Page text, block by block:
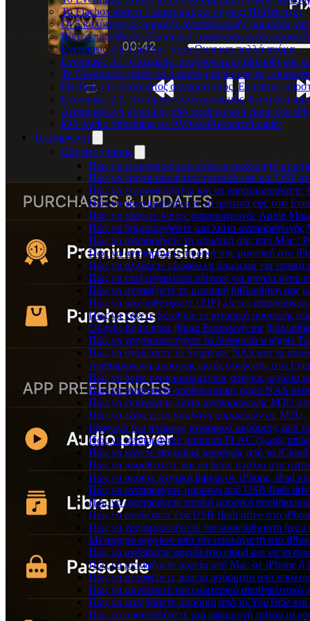
Το Flacbox φτάνει 1 εκατομμύριο λήψεις: Hi-Res ήχος
Οι 5 καλύτερες εφαρμογές αναπαραγωγής μουσικής
Βίντεο προώθησης Evermusic: αναπαραγωγέας
Evermusic 3.6: CarPlay, VoiceOver και πολλά ακόμα
Evermusic 3.1: Crossfade, συγχρονισμός βιβλιοθήκης
Το Evermusic φτάνει τα 3 εκατομμύρια λήψεις:
Flacbox 1.6: Αυτόματος συγχρονισμός, Equalizer,
Evermusic 2.3: Αυτόματος συγχρονισμός, θέση
Αναπαραγωγή μουσικής από αποθήκευση cloud στο
iOS Audio Streaming με AVAssetResourceLoader
Τεκμηρίωση
Οδηγίες χρήσης
Πώς να ενεργοποιήσετε έναν οπτικοποιητή
Πώς να χρησιμοποιήσετε ηχητικά εφέ και DSP
Πώς να ενεργοποιήσετε και να
Πώς να χρησιμοποιήσετε τα ηχητικά εφέ στο
Πώς να εξάγετε λίστες αναπαραγωγής Apple
Πώς να δημιουργήσετε μια λίστα
Πώς να αναπαράγετε τη μουσική σας από Mac /
Πώς να αναπαράγετε τη δική σας μουσική στο
Πώς να αλλάξετε εξώφυλλα άλμπουμ για
Πώς να επεξεργαστείτε στίχους για αρχεία
Πώς να μεταφέρετε τη μουσική βιβλιοθήκη
Πώς να αρχειοθετήσετε (ZIP) λίστες
Πώς να κάνετε Scrobble το ιστορικό μουσικής
Οδηγός βήμα προς βήμα: Εισαγωγή της
Πώς να χρησιμοποιήσετε τα δυναμικά widgets
Πώς να συνδέσετε το Synology NAS και να
Αναπαραγωγή μουσικής εκτός σύνδεσης στο
Πώς να δείτε ενσωματωμένους στίχους, σχόλια
Πώς να συνδέσετε αποθηκευτικό χώρο NAS
Πώς να εισαγάγετε λίστα αναπαραγωγής M3U
Πώς να εξάγετε τη συλλογή κομματιών σε
Εξαγωγή του πλήρους ιστορικού ακρόασης από
Πώς να αναπαράγετε μουσική FLAC (χωρίς
Πώς να κάνετε streaming μουσικής από το
Πώς να προσθέσετε και να δείτε σχόλια στα
Πώς να ακούτε ηχητικά βιβλία σε iPhone, iPad
Πώς να αναπαράγετε μουσική από USB flash
Πώς να αναπαράγετε τοπική μουσική
Πώς να συνδέσετε ένα USB flash drive στο iPhone
Πώς να χρησιμοποιήσετε τον ισοσταθμιστή
Μεταφορά αρχείων από τον υπολογιστή στο
Πώς να ανεβάσετε αρχεία στο cloud και να τα
Πώς να μεταφέρετε αρχεία από Mac σε iPhone ή
Πώς να μεταφέρετε αρχεία ασύρματα από
Πώς να συνδέσετε τον εσωτερικό
Πώς να κατεβάσετε μουσική από το YouTube
Πώς να αποσυνδέσετε μια εφαρμογή τρίτου